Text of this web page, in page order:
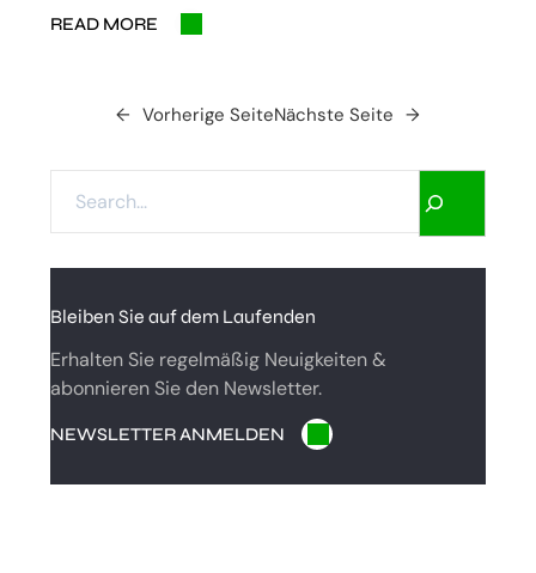
READ MORE
← Vorherige SeiteNächste Seite →
A
R
H
Bleiben Sie auf dem Laufenden
Erhalten Sie regelmäßig Neuigkeiten &
abonnieren Sie den Newsletter.
NEWSLETTER ANMELDEN